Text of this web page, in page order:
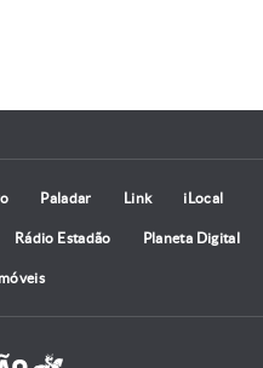
Paladar Link iLocal
Rádio Estadão Planeta Digital